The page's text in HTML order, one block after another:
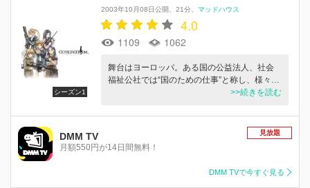
シーズン1
2003年10月08日公開 21分 マッドハウス
4.0
1109 1062
舞台はヨーロッパ。ある国の公益法人、社会
福祉公社では“国のための仕事”と称し、様々…
>>続きを読む
DMM TV
月額550円が14日間無料！
見放題
DMM TVで今すぐ見る